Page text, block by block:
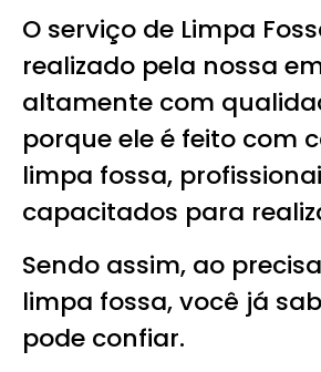
O serviço de Limpa
realizado pela nossa
altamente com
porque ele é feito com
limpa fossa,
capacitados para
Sendo assim, ao
limpa fossa, você já
pode confiar.